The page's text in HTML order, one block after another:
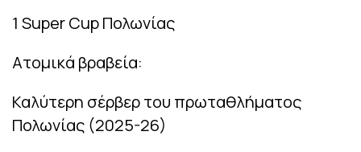
1 Super Cup Πολωνίας
Ατομικά βραβεία:
Καλύτερη σέρβερ του πρωταθλήματος
Πολωνίας (2025-26)